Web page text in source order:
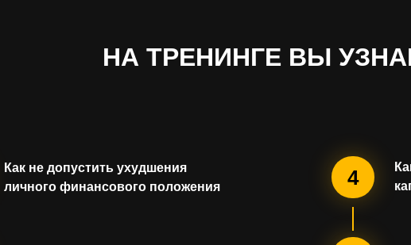
НА ТРЕНИНГЕ ВЫ
Как не допустить ухудшения
личного финансового положения
4